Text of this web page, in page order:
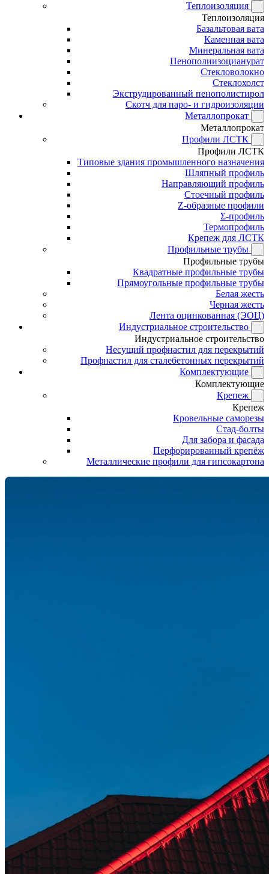
Теплоизоляция
Теплоизоляция
Базальтовая вата
Каменная вата
Минеральная вата
Пенополиизоцианурат
Стекловолокно
Стеклохолст
Экструдированный пенополистирол
Скотч для паро- и гидроизоляции
Металлопрокат
Металлопрокат
Профили ЛСТК
Профили ЛСТК
Типовые здания промышленного назначения
Шляпный профиль
Направляющий профиль
Стоечный профиль
Z-образные профили
Σ-профиль
Термопрофиль
Крепеж для ЛСТК
Профильные трубы
Профильные трубы
Квадратные профильные трубы
Прямоугольные профильные трубы
Белая жесть
Черная жесть
Лента оцинкованная (ЭОЦ)
Индустриальное строительство
Индустриальное строительство
Несущий профнастил для перекрытий
Профнастил для сталебетонных перекрытий
Комплектующие
Комплектующие
Крепеж
Крепеж
Кровельные саморезы
Стад-болты
Для забора и фасада
Перфорированный крепёж
Металлические профили для гипсокартона